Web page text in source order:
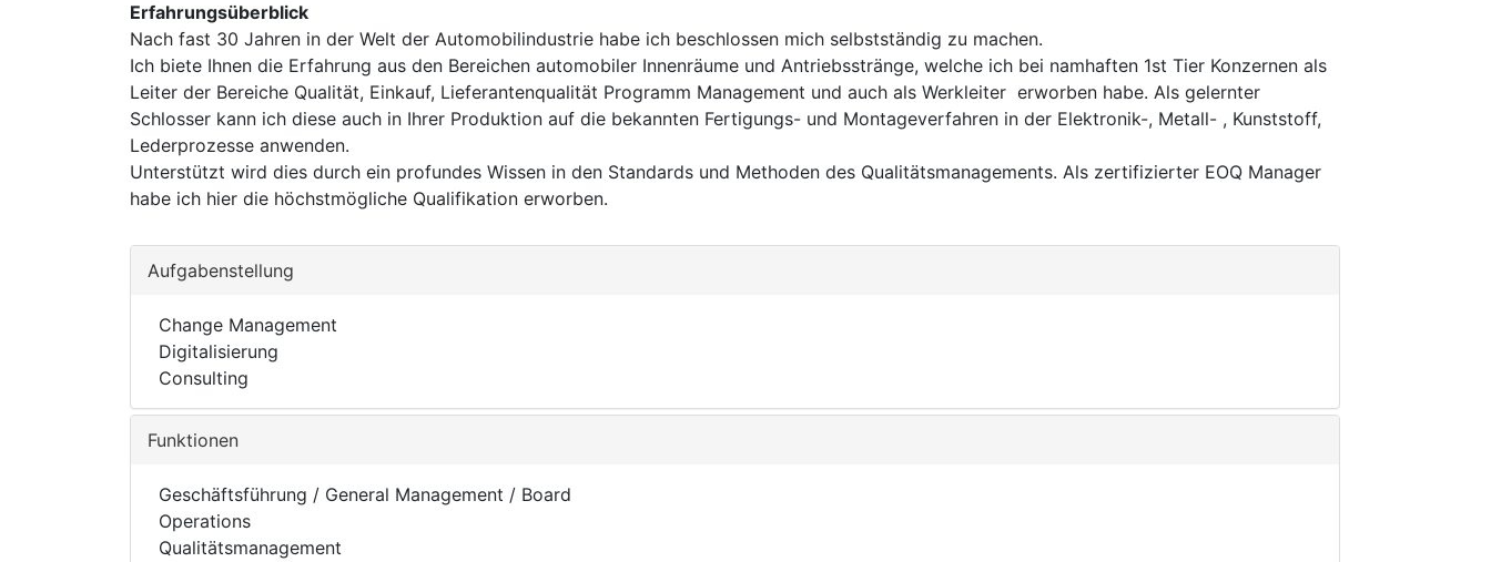
Erfahrungsüberblick
Nach fast 30 Jahren in der Welt der Automobilindustrie habe ich beschlossen mich selbstständig zu machen.
Ich biete Ihnen die Erfahrung aus den Bereichen automobiler Innenräume und Antriebsstränge, welche ich bei namhaften 1st Tier Konzernen als
Leiter der Bereiche Qualität, Einkauf, Lieferantenqualität Programm Management und auch als Werkleiter erworben habe. Als gelernter
Schlosser kann ich diese auch in Ihrer Produktion auf die bekannten Fertigungs- und Montageverfahren in der Elektronik-, Metall- , Kunststoff,
Lederprozesse anwenden.
Unterstützt wird dies durch ein profundes Wissen in den Standards und Methoden des Qualitätsmanagements. Als zertifizierter EOQ Manager
habe ich hier die höchstmögliche Qualifikation erworben.
Aufgabenstellung
Change Management
Digitalisierung
Consulting
Funktionen
Geschäftsführung / General Management / Board
Operations
Qualitätsmanagement